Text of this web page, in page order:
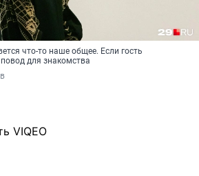
что-то наше общее. Если гость
для знакомства
VIQEO